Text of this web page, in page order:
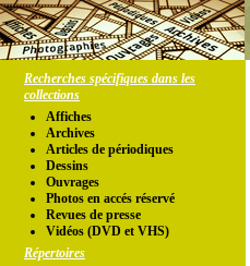
Recherches spécifiques dans les
collections
Affiches
Archives
Articles de périodiques
Dessins
Ouvrages
Photos en accés réservé
Revues de presse
Vidéos (DVD et VHS)
Répertoires